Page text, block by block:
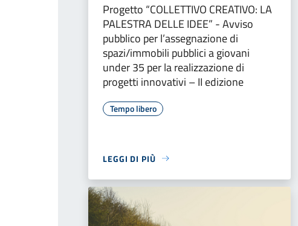
Progetto “COLLETTIVO CREATIVO: LA
PALESTRA DELLE IDEE” - Avviso
pubblico per l’assegnazione di
spazi/immobili pubblici a giovani
under 35 per la realizzazione di
progetti innovativi – II edizione
Tempo libero
LEGGI DI PIÙ